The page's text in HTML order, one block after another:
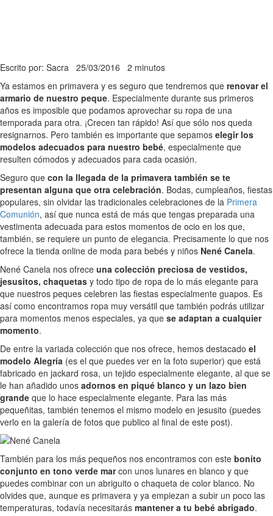
Escrito por: Sacra 25/03/2016 2 minutos
Ya estamos en primavera y es seguro que tendremos que renovar el
armario de nuestro peque. Especialmente durante sus primeros
años es imposible que podamos aprovechar su ropa de una
temporada para otra. ¡Crecen tan rápido! Así que sólo nos queda
resignarnos. Pero también es importante que sepamos elegir los
modelos adecuados para nuestro bebé, especialmente que
resulten cómodos y adecuados para cada ocasión.
Seguro que con la llegada de la primavera también se te
presentan alguna que otra celebración. Bodas, cumpleaños, fiestas
populares, sin olvidar las tradicionales celebraciones de la Primera
Comunión, así que nunca está de más que tengas preparada una
vestimenta adecuada para estos momentos de ocio en los que,
también, se requiere un punto de elegancia. Precisamente lo que nos
ofrece la tienda online de moda para bebés y niños Nené Canela.
Nené Canela nos ofrece una colección preciosa de vestidos,
jesusitos, chaquetas y todo tipo de ropa de lo más elegante para
que nuestros peques celebren las fiestas especialmente guapos. Es
así como encontramos ropa muy versátil que también podrás utilizar
para momentos menos especiales, ya que se adaptan a cualquier
momento.
De entre la variada colección que nos ofrece, hemos destacado el
modelo Alegría (es el que puedes ver en la foto superior) que está
fabricado en jackard rosa, un tejido especialmente elegante, al que se
le han añadido unos adornos en piqué blanco y un lazo bien
grande que lo hace especialmente elegante. Para las más
pequeñitas, también tenemos el mismo modelo en jesusito (puedes
verlo en la galería de fotos que publico al final de este post).
También para los más pequeños nos encontramos con este bonito
conjunto en tono verde marcon unos lunares en blanco y que
puedes combinar con un abriguito o chaqueta de color blanco. No
olvides que, aunque es primavera y ya empiezan a subir un poco las
temperaturas, todavía necesitarás mantener a tu bebé abrigado.